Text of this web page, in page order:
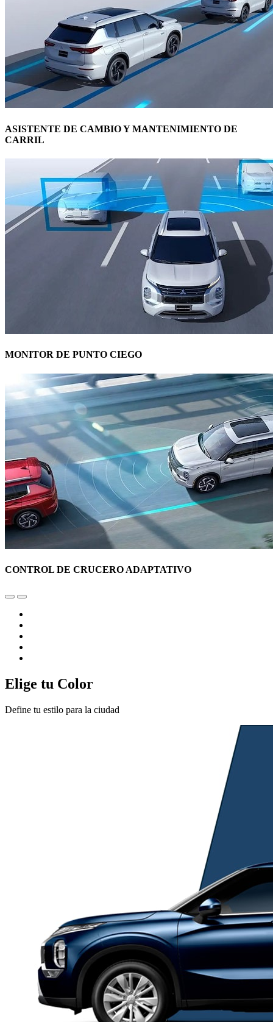
ASISTENTE DE CAMBIO Y MANTENIMIENTO DE
CARRIL
MONITOR DE PUNTO CIEGO
CONTROL DE CRUCERO ADAPTATIVO
Elige tu Color
Define tu estilo para la ciudad